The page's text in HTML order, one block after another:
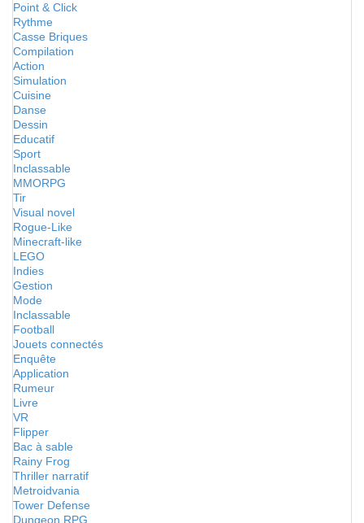
Point & Click
Rythme
Casse Briques
Compilation
Action
Simulation
Cuisine
Danse
Dessin
Educatif
Sport
Inclassable
MMORPG
Tir
Visual novel
Rogue-Like
Minecraft-like
LEGO
Indies
Gestion
Mode
Inclassable
Football
Jouets connectés
Enquête
Application
Rumeur
Livre
VR
Flipper
Bac à sable
Rainy Frog
Thriller narratif
Metroidvania
Tower Defense
Dungeon RPG